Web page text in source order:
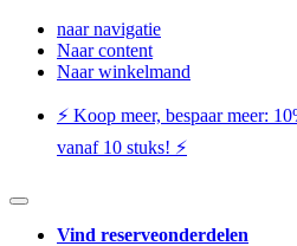
naar navigatie
Naar content
Naar winkelmand
⚡️ Koop meer, bespaar meer:
vanaf 10 stuks! ⚡️
Vind reserveonderdelen